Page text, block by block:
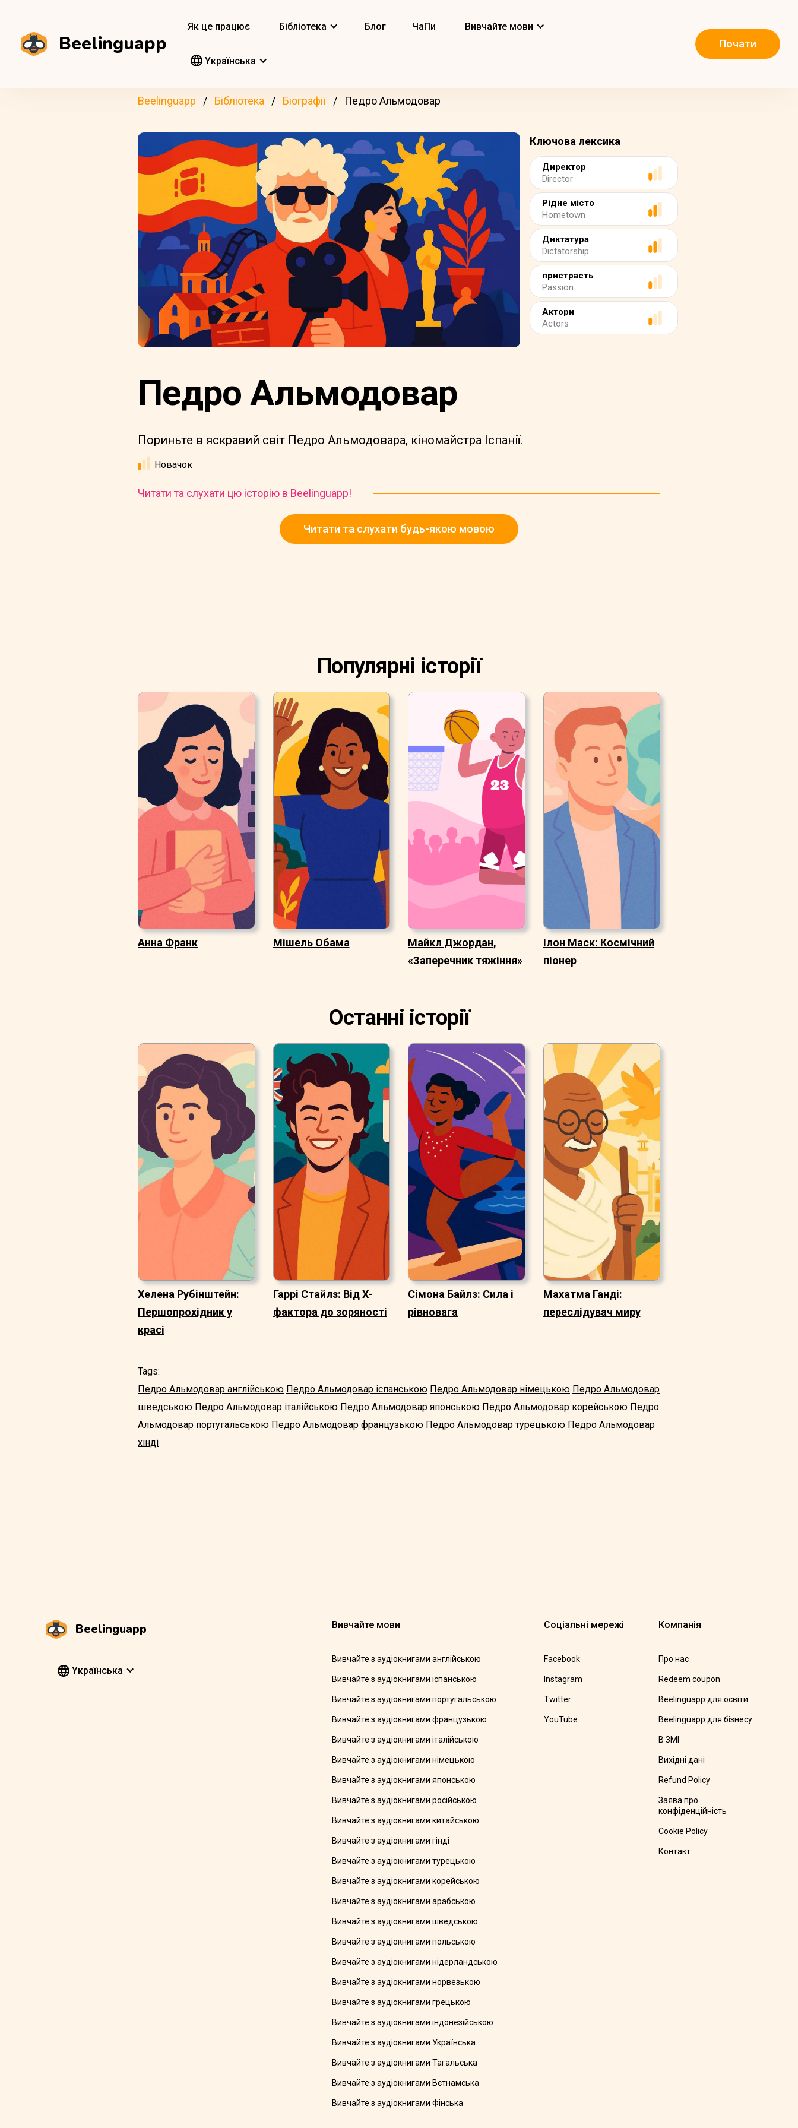
Beelinguapp
Як це працює Бібліотека Блог ЧаПи Вивчайте мови
Yкраїнська
Почати
Beelinguapp Бібліотека Біографії Педро Альмодовар
Ключова лексика
Директор
Director
Рідне місто
Hometown
Диктатура
Dictatorship
пристрасть
Passion
Актори
Actors
Педро Альмодовар
Пориньте в яскравий світ Педро Альмодовара, кіномайстра Іспанії.
Новачок
Читати та слухати цю історію в Beelinguapp!
Читати та слухати будь-якою мовою
Популярні історії
Анна Франк Мішель Обама
Майкл Джордан,
«Заперечник тяжіння»
Ілон Маск: Космічний
піонер
Останні історії
Хелена Рубінштейн:
Першопрохідник у
красі
Гаррі Стайлз: Від X-
фактора до зоряності
Сімона Байлз: Сила і
рівновага
Махатма Ганді:
переслідувач миру
Tags:
Педро Альмодовар англійською Педро Альмодовар іспанською Педро Альмодовар німецькою Педро Альмодовар
шведською Педро Альмодовар італійською Педро Альмодовар японською Педро Альмодовар корейською Педро
Альмодовар португальською Педро Альмодовар французькою Педро Альмодовар турецькою Педро Альмодовар
хінді
Beelinguapp
Yкраїнська
Вивчайте мови
Вивчайте з аудіокнигами англійською
Вивчайте з аудіокнигами іспанською
Вивчайте з аудіокнигами португальською
Вивчайте з аудіокнигами французькою
Вивчайте з аудіокнигами італійською
Вивчайте з аудіокнигами німецькою
Вивчайте з аудіокнигами японською
Вивчайте з аудіокнигами російською
Вивчайте з аудіокнигами китайською
Вивчайте з аудіокнигами гінді
Вивчайте з аудіокнигами турецькою
Вивчайте з аудіокнигами корейською
Вивчайте з аудіокнигами арабською
Вивчайте з аудіокнигами шведською
Вивчайте з аудіокнигами польською
Вивчайте з аудіокнигами нідерландською
Вивчайте з аудіокнигами норвезькою
Вивчайте з аудіокнигами грецькою
Вивчайте з аудіокнигами індонезійською
Вивчайте з аудіокнигами Українська
Вивчайте з аудіокнигами Тагальська
Вивчайте з аудіокнигами Вєтнамська
Вивчайте з аудіокнигами Фінська
Соціальні мережі
Facebook
Instagram
Twitter
YouTube
Компанія
Про нас
Redeem coupon
Beelinguapp для освіти
Beelinguapp для бізнесу
В ЗМІ
Вихідні дані
Refund Policy
Заява про
конфіденційність
Cookie Policy
Контакт